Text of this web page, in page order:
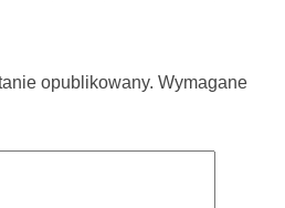
opublikowany. Wymagane